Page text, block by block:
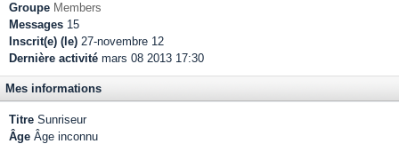
Groupe Members
Messages 15
Inscrit(e) (le) 27-novembre 12
Dernière activité mars 08 2013 17:30
Mes informations
Titre Sunriseur
Âge Âge inconnu